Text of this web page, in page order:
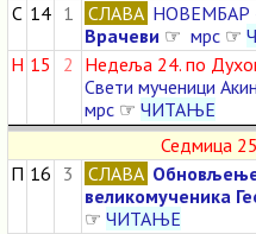
С 14 1 СЛАВА НОВЕМБАР
Врачеви ☞ мрс ☞
Н 15 2 Недеља 24. по
Свети мученици
мрс ☞ ЧИТАЊЕ
Седмица
П 16 3 СЛАВА
великомученика
☞ ЧИТАЊЕ